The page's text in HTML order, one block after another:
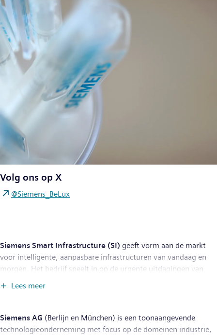
Volg ons op X
@Siemens_BeLux
Siemens Smart Infrastructure (SI) geeft vorm aan de markt
voor intelligente, aanpasbare infrastructuren van vandaag en
morgen. Het bedrijf speelt in op de urgente uitdagingen van
portfolio uit één hand – met producten, systemen, oplossingen
en diensten vanaf het punt van energieopwekking tot aan
Lees meer
Siemens AG (Berlijn en München) is een toonaangevende
technologieonderneming met focus op de domeinen industrie,